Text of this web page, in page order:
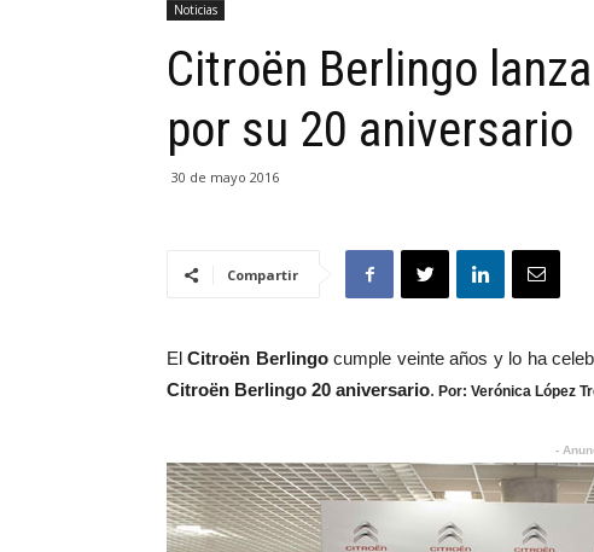
Noticias
Citroën Berlingo
por su 20 aniversario
30 de mayo 2016
Compartir
El Citroën Berlingocumple veinte años y lo ha
Citroën Berlingo 20 aniversario. Por: Verónica López
-